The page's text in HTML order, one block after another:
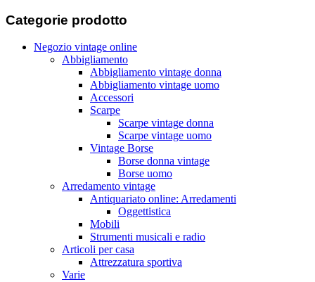
Categorie prodotto
Negozio vintage online
Abbigliamento
Abbigliamento vintage donna
Abbigliamento vintage uomo
Accessori
Scarpe
Scarpe vintage donna
Scarpe vintage uomo
Vintage Borse
Borse donna vintage
Borse uomo
Arredamento vintage
Antiquariato online: Arredamenti
Oggettistica
Mobili
Strumenti musicali e radio
Articoli per casa
Attrezzatura sportiva
Varie